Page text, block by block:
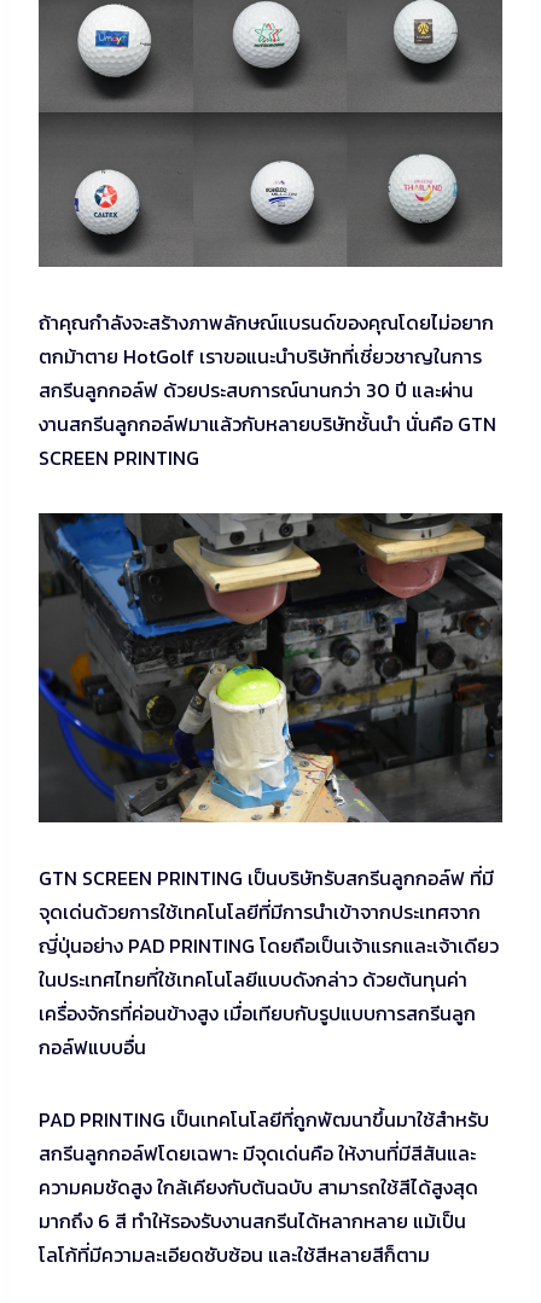
ถ้าคุณกำลังจะสร้างภาพลักษณ์แบรนด์ของคุณโดยไม่อยาก
ตกม้าตาย HotGolf เราขอแนะนำบริษัทที่เชี่ยวชาญในการ
สกรีนลูกกอล์ฟ ด้วยประสบการณ์นานกว่า 30 ปี และผ่าน
งานสกรีนลูกกอล์ฟมาแล้วกับหลายบริษัทชั้นนำ นั่นคือ GTN
SCREEN PRINTING
GTN SCREEN PRINTING เป็นบริษัทรับสกรีนลูกกอล์ฟ ที่มี
จุดเด่นด้วยการใช้เทคโนโลยีที่มีการนำเข้าจากประเทศจาก
ญี่ปุ่นอย่าง PAD PRINTING โดยถือเป็นเจ้าแรกและเจ้าเดียว
ในประเทศไทยที่ใช้เทคโนโลยีแบบดังกล่าว ด้วยต้นทุนค่า
เครื่องจักรที่ค่อนข้างสูง เมื่อเทียบกับรูปแบบการสกรีนลูก
กอล์ฟแบบอื่น
PAD PRINTING เป็นเทคโนโลยีที่ถูกพัฒนาขึ้นมาใช้สำหรับ
สกรีนลูกกอล์ฟโดยเฉพาะ มีจุดเด่นคือ ให้งานที่มีสีสันและ
ความคมชัดสูง ใกล้เคียงกับต้นฉบับ สามารถใช้สีได้สูงสุด
มากถึง 6 สี ทำให้รองรับงานสกรีนได้หลากหลาย แม้เป็น
โลโก้ที่มีความละเอียดซับซ้อน และใช้สีหลายสีก็ตาม